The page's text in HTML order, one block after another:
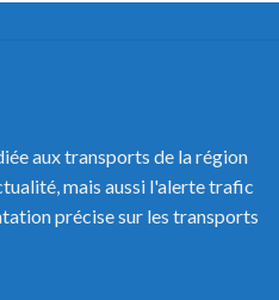
aux transports de la région
mais aussi l'alerte trafic
précise sur les transports